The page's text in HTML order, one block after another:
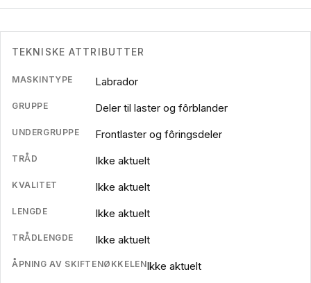
TEKNISKE ATTRIBUTTER
MASKINTYPE Labrador
GRUPPE Deler til laster og fôrblander
UNDERGRUPPE Frontlaster og fôringsdeler
TRÅD Ikke aktuelt
KVALITET Ikke aktuelt
LENGDE Ikke aktuelt
TRÅDLENGDE Ikke aktuelt
ÅPNING AV SKIFTENØKKELENIkke aktuelt